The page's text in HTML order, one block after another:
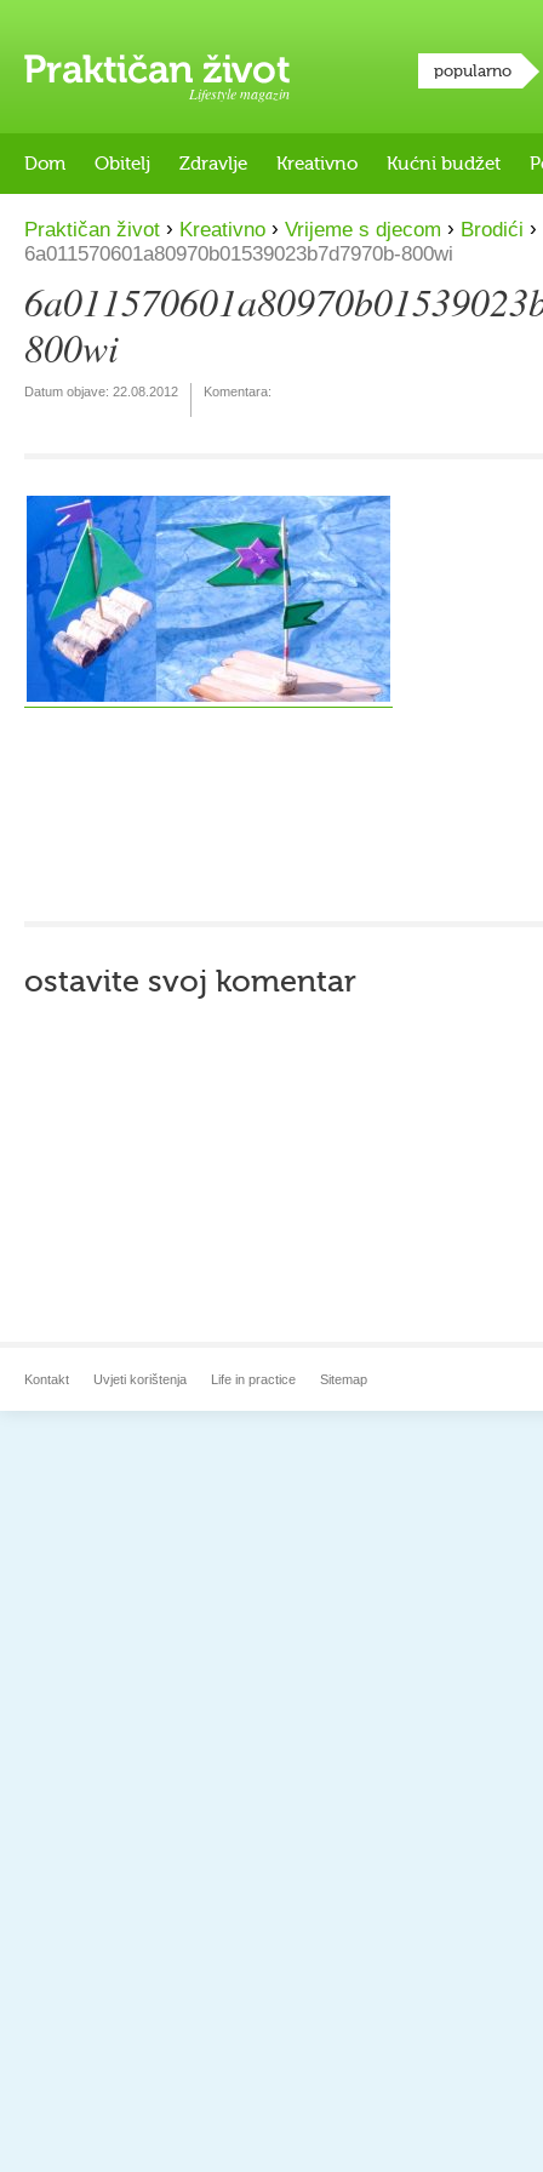
Lifestyle magazin
popularno
Dom Obitelj Zdravlje Kreativno Kućni budžet
Praktičan život › Kreativno › Vrijeme s djecom › Brodići ›
6a011570601a80970b01539023b7d7970b-800wi
800wi
Datum objave: 22.08.2012 Komentara:
ostavite svoj komentar
Kontakt Uvjeti korištenja Life in practice Sitemap